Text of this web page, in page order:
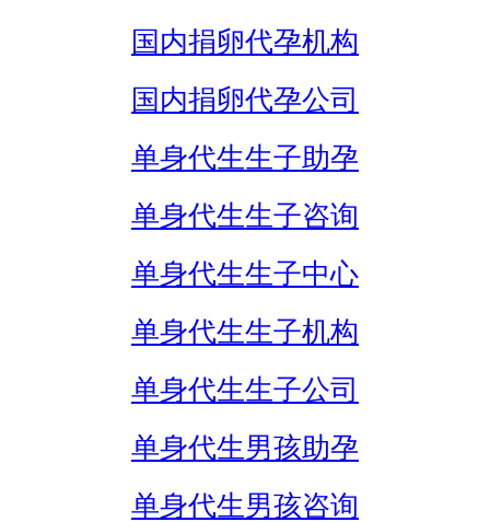
国内捐卵代孕机构
国内捐卵代孕公司
单身代生生子助孕
单身代生生子咨询
单身代生生子中心
单身代生生子机构
单身代生生子公司
单身代生男孩助孕
单身代生男孩咨询